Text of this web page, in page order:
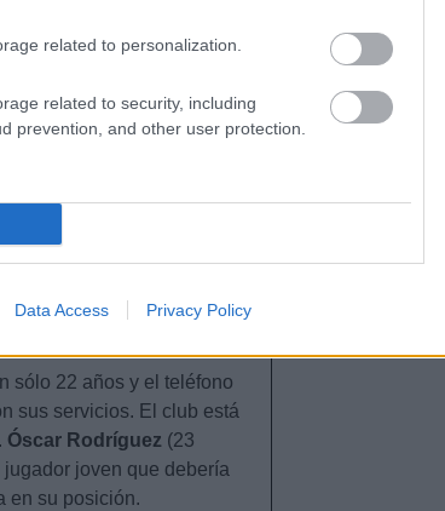
related to personalization.
related to security, including
prevention, and other user protection.
Data Access Privacy Policy
espera mucho de
mejores jugadores de la
cuentagotas. El ex del
y dio una asistencia.
mejorar esta
sólo 22 años y el teléfono
sus servicios. El club está
Óscar Rodríguez (23
joven que debería
en su posición.